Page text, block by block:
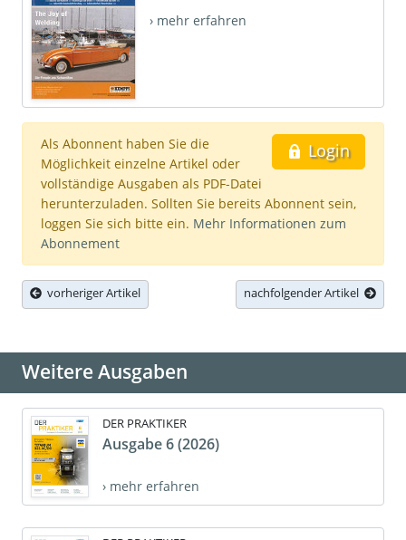
› mehr erfahren
Login
Als Abonnent haben Sie die
Möglichkeit einzelne Artikel oder
vollständige Ausgaben als PDF-Datei
herunterzuladen. Sollten Sie bereits Abonnent sein,
loggen Sie sich bitte ein. Mehr Informationen zum
Abonnement
vorheriger Artikel nachfolgender Artikel
Weitere Ausgaben
DER PRAKTIKER
Ausgabe 6 (2026)
› mehr erfahren